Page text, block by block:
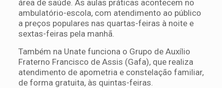
área de saúde. As aulas práticas acontecem no
ambulatório-escola, com atendimento ao público
a preços populares nas quartas-feiras à noite e
sextas-feiras pela manhã.
Também na Unate funciona o Grupo de Auxílio
Fraterno Francisco de Assis (Gafa), que realiza
atendimento de apometria e constelação familiar,
de forma gratuita, às quintas-feiras.